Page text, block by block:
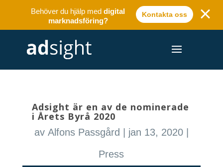
Behöver du hjälp meddigital
marknadsföring?
Kontakta oss
Adsight är en av de nominerade
i Årets Byrå 2020
av Alfons Passgård jan 13, 2020|
Press